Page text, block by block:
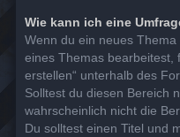
Wie kann ich eine
Wenn du ein neues
eines Themas bearbeitest,
erstellen“ unterhalb des
Solltest du diesen Bereich
wahrscheinlich nicht die
Du solltest einen Titel und